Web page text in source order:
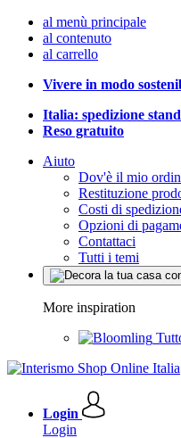
al menù principale
al contenuto
al carrello
Vivere in modo
Italia: spedizione
Reso gratuito
Aiuto
Dov'è il mio
Restituzione
Costi di
Opzioni di
Contattaci
Tutti i temi
More inspiration
Login
Login